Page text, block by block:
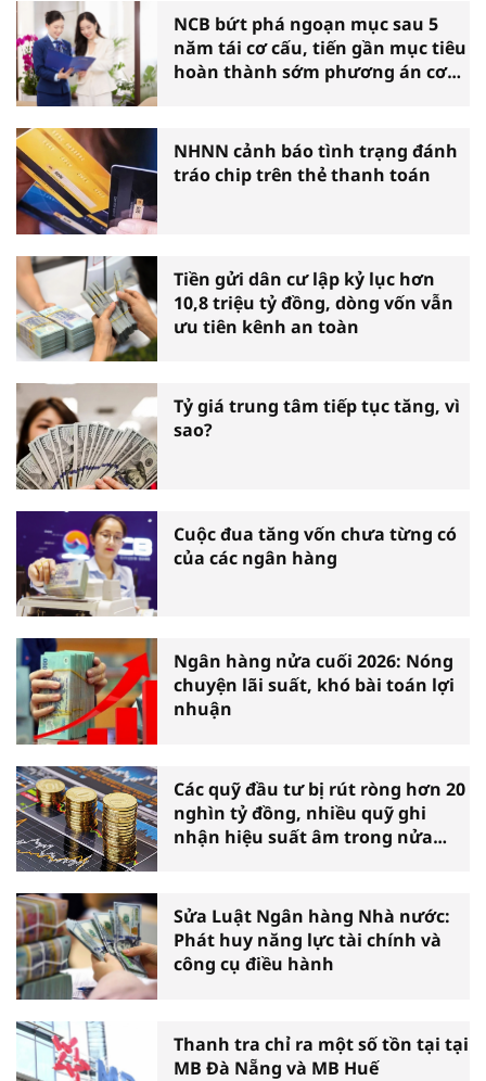
NCB bứt phá ngoạn mục sau 5
năm tái cơ cấu, tiến gần mục tiêu
hoàn thành sớm phương án cơ
NHNN cảnh báo tình trạng đánh
tráo chip trên thẻ thanh toán
Tiền gửi dân cư lập kỷ lục hơn
10,8 triệu tỷ đồng, dòng vốn vẫn
ưu tiên kênh an toàn
Tỷ giá trung tâm tiếp tục tăng, vì
sao?
Cuộc đua tăng vốn chưa từng có
của các ngân hàng
Ngân hàng nửa cuối 2026: Nóng
chuyện lãi suất, khó bài toán lợi
nhuận
Các quỹ đầu tư bị rút ròng hơn 20
nghìn tỷ đồng, nhiều quỹ ghi
nhận hiệu suất âm trong nửa
Sửa Luật Ngân hàng Nhà nước:
Phát huy năng lực tài chính và
công cụ điều hành
Thanh tra chỉ ra một số tồn tại tại
MB Đà Nẵng và MB Huế